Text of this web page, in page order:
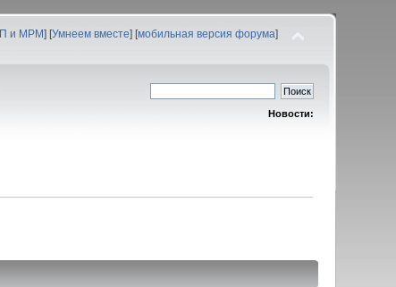
и МРМ] [Умнеем вместе] [мобильная версия форума]
Новости: